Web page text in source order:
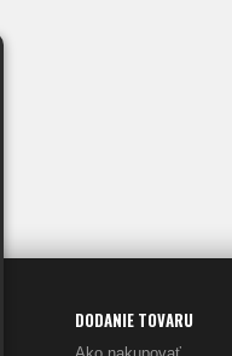
DODANIE TOVARU